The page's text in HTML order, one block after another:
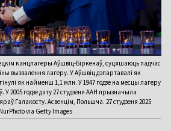
канцлагеры Аўшвіц-Біркенаў, суцяшаюць падчас
вызвалення лагеру. У Аўшвіц дэпартавалі як
як найменш 1,1 млн. У 1947 годзе на месцы лагеру
У 2005 годзе дату 27 студзеня ААН прызначыла
Галакосту. Асвенцім, Польшча. 27 студзеня 2025
via Getty Images